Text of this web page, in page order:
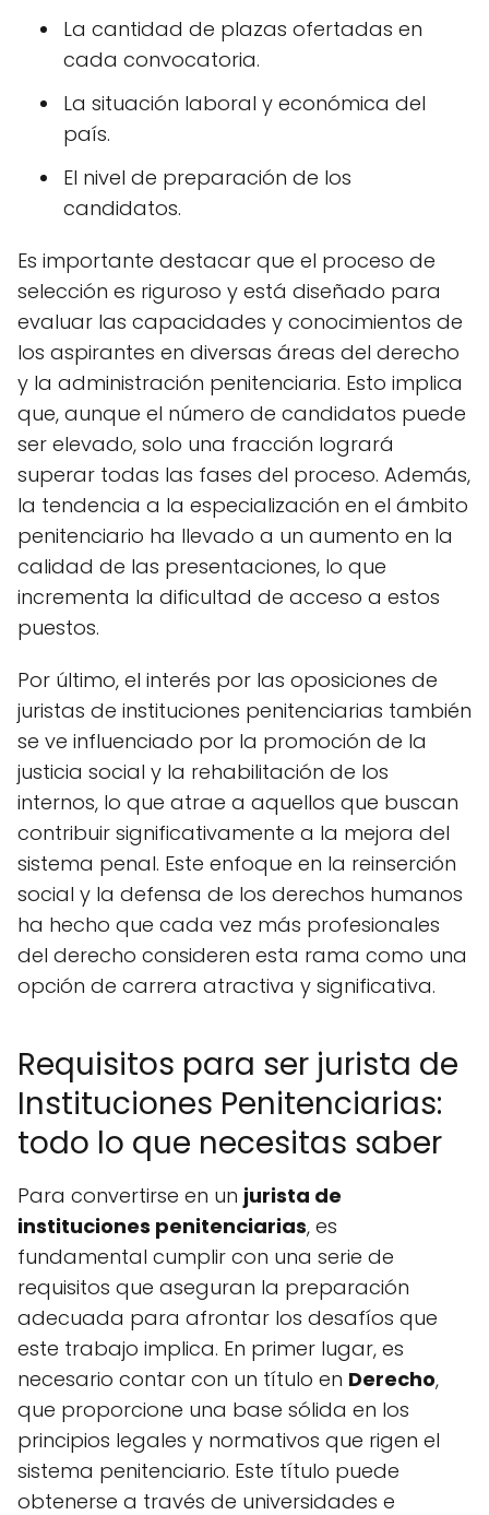
La cantidad de plazas ofertadas en
cada convocatoria.
La situación laboral y económica del
país.
El nivel de preparación de los
candidatos.
Es importante destacar que el proceso de
selección es riguroso y está diseñado para
evaluar las capacidades y conocimientos de
los aspirantes en diversas áreas del derecho
y la administración penitenciaria. Esto implica
que, aunque el número de candidatos puede
ser elevado, solo una fracción logrará
superar todas las fases del proceso. Además,
la tendencia a la especialización en el ámbito
penitenciario ha llevado a un aumento en la
calidad de las presentaciones, lo que
incrementa la dificultad de acceso a estos
puestos.
Por último, el interés por las oposiciones de
juristas de instituciones penitenciarias también
se ve influenciado por la promoción de la
justicia social y la rehabilitación de los
internos, lo que atrae a aquellos que buscan
contribuir significativamente a la mejora del
sistema penal. Este enfoque en la reinserción
social y la defensa de los derechos humanos
ha hecho que cada vez más profesionales
del derecho consideren esta rama como una
opción de carrera atractiva y significativa.
Requisitos para ser jurista de
Instituciones Penitenciarias:
todo lo que necesitas saber
Para convertirse en un jurista de
instituciones penitenciarias, es
fundamental cumplir con una serie de
requisitos que aseguran la preparación
adecuada para afrontar los desafíos que
este trabajo implica. En primer lugar, es
necesario contar con un título en Derecho,
que proporcione una base sólida en los
principios legales y normativos que rigen el
sistema penitenciario. Este título puede
obtenerse a través de universidades e